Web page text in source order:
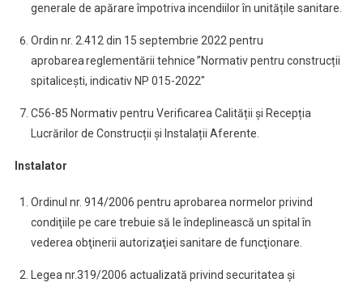
generale de apărare împotriva incendiilor în unitățile sanitare.
Ordin nr. 2.412 din 15 septembrie 2022 pentru
aprobarea reglementării tehnice ”Normativ pentru construcții
spitalicești, indicativ NP 015-2022″
C56-85 Normativ pentru Verificarea Calității și Recepția
Lucrărilor de Construcții și Instalații Aferente.
Instalator
Ordinul nr. 914/2006 pentru aprobarea normelor privind
condiţiile pe care trebuie să le îndeplinească un spital în
vederea obţinerii autorizaţiei sanitare de funcţionare.
Legea nr.319/2006 actualizată privind securitatea și